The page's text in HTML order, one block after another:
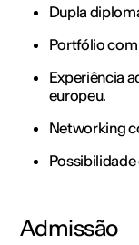
Dupla
Portfólio
Experiência
europeu.
Networking
Possibilidade
Admissão